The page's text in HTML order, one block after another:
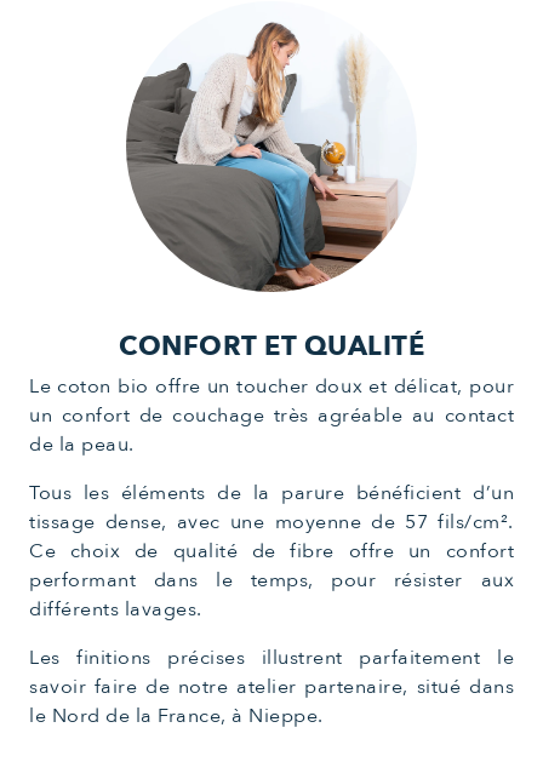
CONFORT ET QUALITÉ
Le coton bio offre un toucher doux et délicat, pour
un confort de couchage très agréable au contact
de la peau.
Tous les éléments de la parure bénéficient d’un
tissage dense, avec une moyenne de 57 fils/cm².
Ce choix de qualité de fibre offre un confort
performant dans le temps, pour résister aux
différents lavages.
Les finitions précises illustrent parfaitement le
savoir faire de notre atelier partenaire, situé dans
le Nord de la France, à Nieppe.